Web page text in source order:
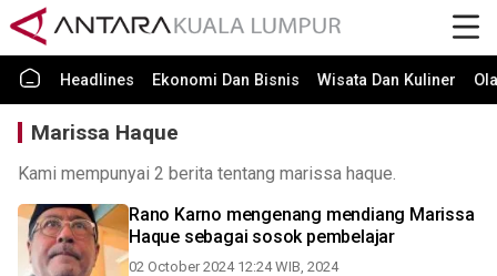
Headlines Ekonomi Dan Bisnis Wisata Dan Kuliner
Marissa Haque
Kami mempunyai 2 berita tentang marissa haque.
Rano Karno mengenang mendiang Marissa
Haque sebagai sosok pembelajar
02 October 2024 12:24 WIB, 2024